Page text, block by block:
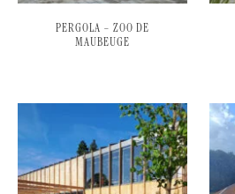
PERGOLA – ZOO DE
MAUBEUGE